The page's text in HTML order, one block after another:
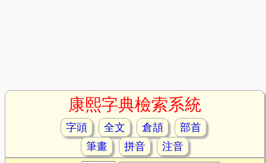
康熙字典檢索系統
字頭 全文 倉頡
部首
筆畫
拼音
注音